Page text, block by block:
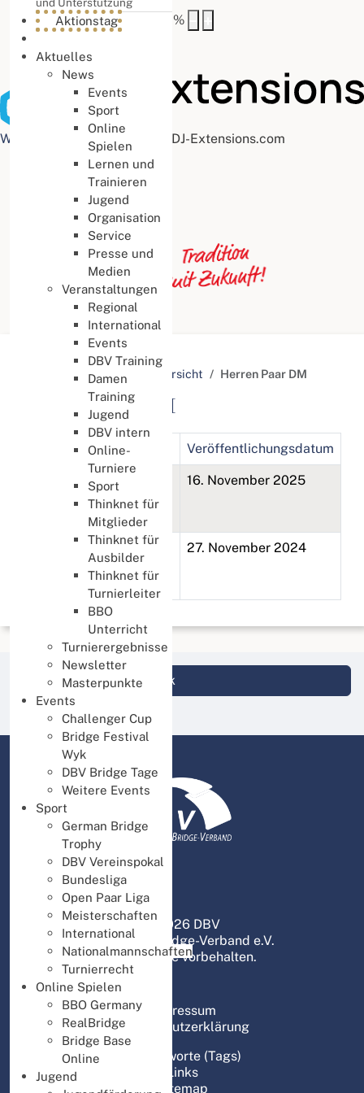
Buchstabenabstand
%
Web Accessibility plugin by DJ-Extensions.com
Aktionstag
Aktuelles
News
Events
Sport
Online
Spielen
Lernen und
Trainieren
Jugend
Organisation
Service
Presse und
Medien
Veranstaltungen
Regional
International
Events
DBV Training
Damen
Training
Jugend
DBV intern
Online-
Turniere
Sport
Thinknet für
Mitglieder
Thinknet für
Ausbilder
Thinknet für
Turnierleiter
BBO
Unterricht
Turnierergebnisse
Newsletter
Masterpunkte
Events
Challenger Cup
Bridge Festival
Wyk
DBV Bridge Tage
Weitere Events
Sport
German Bridge
Trophy
DBV Vereinspokal
Bundesliga
Open Paar Liga
Meisterschaften
International
Nationalmannschaften
Turnierrecht
Online Spielen
BBO Germany
RealBridge
Bridge Base
Online
Jugend
Aktuelle Seite: Startseite
Schlagworte / Tags Übersicht
Herren Paar DM
Herren Paar DM
Veröffentlichungsdatum
62. Deutsche Herren
Paarmeisterschaft
16. November 2025
61. Deutsche Herren
Paarmeisterschaft
27. November 2024
Login DBV Datenbank
© 2026 DBV
Deutscher Bridge-Verband e.V.
Alle Rechte vorbehalten.
Impressum
Datenschutzerklärung
Schlagworte (Tags)
Links
Sitemap